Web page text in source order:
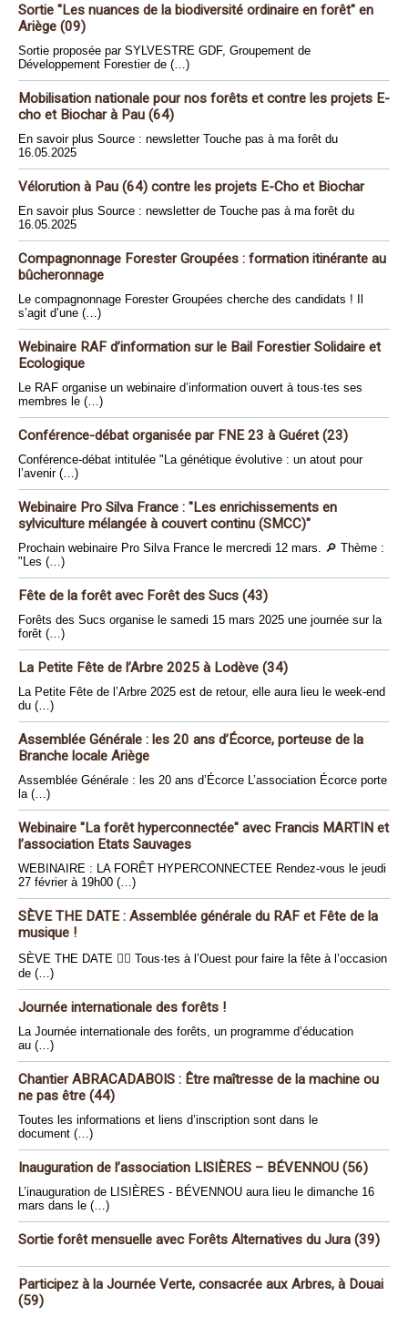
Sortie "Les nuances de la biodiversité ordinaire en forêt" en
Ariège (09)
Sortie proposée par SYLVESTRE GDF, Groupement de
Développement Forestier de (…)
Mobilisation nationale pour nos forêts et contre les projets E-
cho et Biochar à Pau (64)
En savoir plus Source : newsletter Touche pas à ma forêt du
16.05.2025
Vélorution à Pau (64) contre les projets E-Cho et Biochar
En savoir plus Source : newsletter de Touche pas à ma forêt du
16.05.2025
Compagnonnage Forester Groupées : formation itinérante au
bûcheronnage
Le compagnonnage Forester Groupées cherche des candidats ! Il
s’agit d’une (…)
Webinaire RAF d’information sur le Bail Forestier Solidaire et
Ecologique
Le RAF organise un webinaire d’information ouvert à tous·tes ses
membres le (…)
Conférence-débat organisée par FNE 23 à Guéret (23)
Conférence-débat intitulée "La génétique évolutive : un atout pour
l’avenir (…)
Webinaire Pro Silva France : "Les enrichissements en
sylviculture mélangée à couvert continu (SMCC)"
Prochain webinaire Pro Silva France le mercredi 12 mars. 🔎 Thème :
"Les (…)
Fête de la forêt avec Forêt des Sucs (43)
Forêts des Sucs organise le samedi 15 mars 2025 une journée sur la
forêt (…)
La Petite Fête de l’Arbre 2025 à Lodève (34)
La Petite Fête de l’Arbre 2025 est de retour, elle aura lieu le week-end
du (…)
Assemblée Générale : les 20 ans d’Écorce, porteuse de la
Branche locale Ariège
Assemblée Générale : les 20 ans d’Écorce L’association Écorce porte
la (…)
Webinaire "La forêt hyperconnectée" avec Francis MARTIN et
l’association Etats Sauvages
WEBINAIRE : LA FORÊT HYPERCONNECTEE Rendez-vous le jeudi
27 février à 19h00 (…)
SÈVE THE DATE : Assemblée générale du RAF et Fête de la
musique !
SÈVE THE DATE 🏴‍☠️ Tous·tes à l’Ouest pour faire la fête à l’occasion
de (…)
Journée internationale des forêts !
La Journée internationale des forêts, un programme d’éducation
au (…)
Chantier ABRACADABOIS : Être maîtresse de la machine ou
ne pas être (44)
Toutes les informations et liens d’inscription sont dans le
document (…)
Inauguration de l’association LISIÈRES – BÉVENNOU (56)
L’inauguration de LISIÈRES - BÉVENNOU aura lieu le dimanche 16
mars dans le (…)
Sortie forêt mensuelle avec Forêts Alternatives du Jura (39)
Participez à la Journée Verte, consacrée aux Arbres, à Douai
(59)